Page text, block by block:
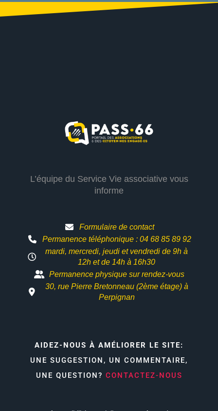
L’équipe du Service Vie associative vous
informe
Formulaire de contact
Permanence téléphonique : 04 68 85 89 92
mardi, mercredi, jeudi et vendredi de 9h à
12h etde 14h à 16h30
Permanence physique sur rendez-vous
30, rue Pierre Bretonneau (2ème étage) à
Perpignan
AIDEZ-NOUS À AMÉLIORER LE SITE:
UNE SUGGESTION, UN COMMENTAIRE,
UNE QUESTION? CONTACTEZ-NOUS